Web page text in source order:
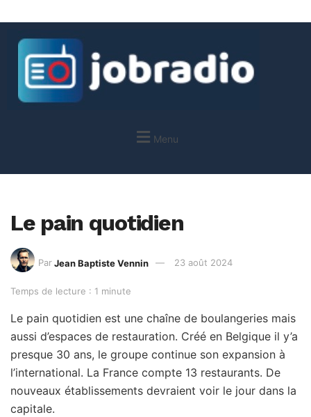
Menu
Le pain quotidien
Par Jean Baptiste Vennin 23 août 2024
Temps de lecture : 1 minute
Le pain quotidien est une chaîne de boulangeries mais
aussi d’espaces de restauration. Créé en Belgique il y’a
presque 30 ans, le groupe continue son expansion à
l’international. La France compte 13 restaurants. De
nouveaux établissements devraient voir le jour dans la
capitale.